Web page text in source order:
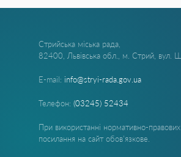
Стрийська міська рада,
82400, Львівська обл., м. Стрий, вул.
E-mail: info@stryi-rada.gov.ua
Телефон: (03245) 52434
При використанні нормативно-
посилання на сайт обов'язкове.